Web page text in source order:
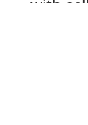
with